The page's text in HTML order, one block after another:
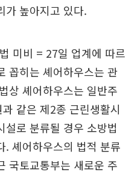
가 높아지고 있다.
미비 = 27일 업계에 따르
꼽히는 셰어하우스는 관
상 셰어하우스는 일반주
같은 제2종 근린생활시
설로 분류될 경우 소방법
. 셰어하우스의 법적 분류
국토교통부는 새로운 주